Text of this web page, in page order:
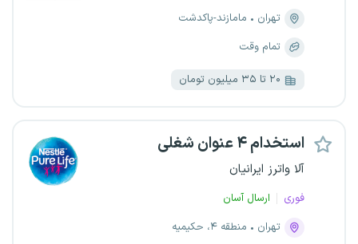
تهران
مامازند-پاکدشت
تمام وقت
۲۰ تا ۳۵ میلیون تومان
استخدام ۴ عنوان شغلی
آلا واترز ایرانیان
فوری
ارسال آسان
تهران
منطقه ۴، حکیمیه